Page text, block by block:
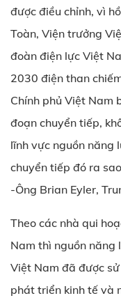
được điều chỉnh, vì
Toàn, Viện trưởng
đoàn điện lực Việt
2030 điện than
Chính phủ Việt Nam
đoạn chuyển tiếp,
lĩnh vực nguồn năng
chuyển tiếp đó ra
-Ông Brian Eyler,
Theo các nhà qui
Nam thì nguồn năng
Việt Nam đã được
phát triển kinh tế và